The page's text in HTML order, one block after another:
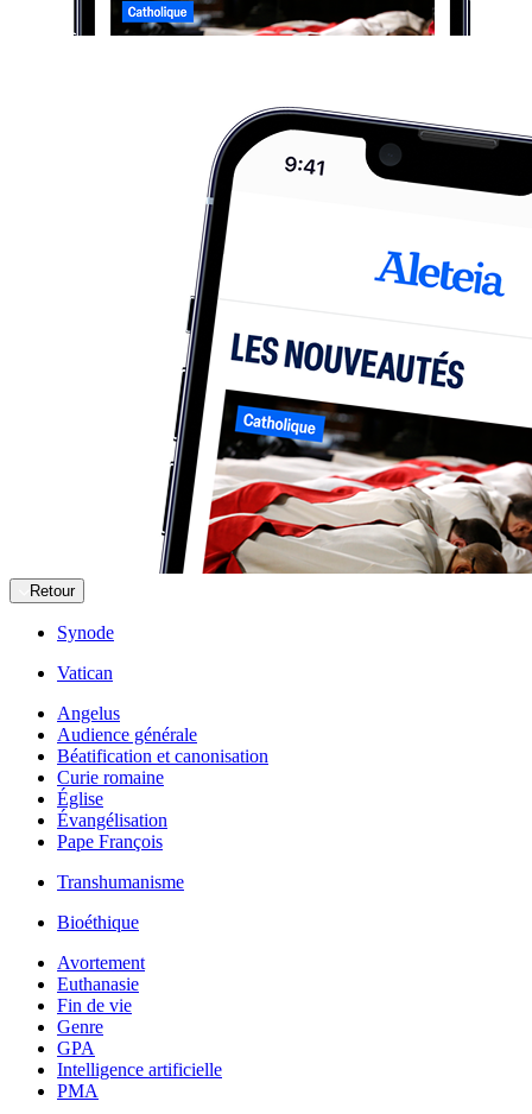
Retour
Synode
Vatican
Angelus
Audience générale
Béatification et canonisation
Curie romaine
Église
Évangélisation
Pape François
Transhumanisme
Bioéthique
Avortement
Euthanasie
Fin de vie
Genre
GPA
Intelligence artificielle
PMA